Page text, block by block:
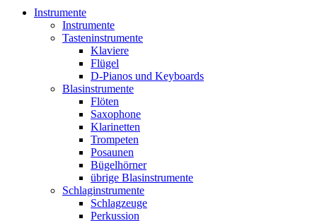
Instrumente
Instrumente
Tasteninstrumente
Klaviere
Flügel
D-Pianos und Keyboards
Blasinstrumente
Flöten
Saxophone
Klarinetten
Trompeten
Posaunen
Bügelhörner
übrige Blasinstrumente
Schlaginstrumente
Schlagzeuge
Perkussion